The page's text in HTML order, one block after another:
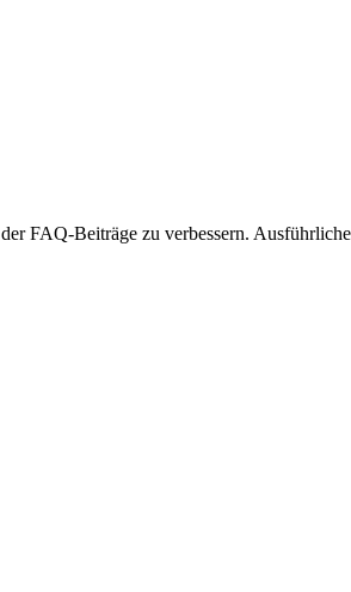
FAQ-Beiträge zu verbessern.